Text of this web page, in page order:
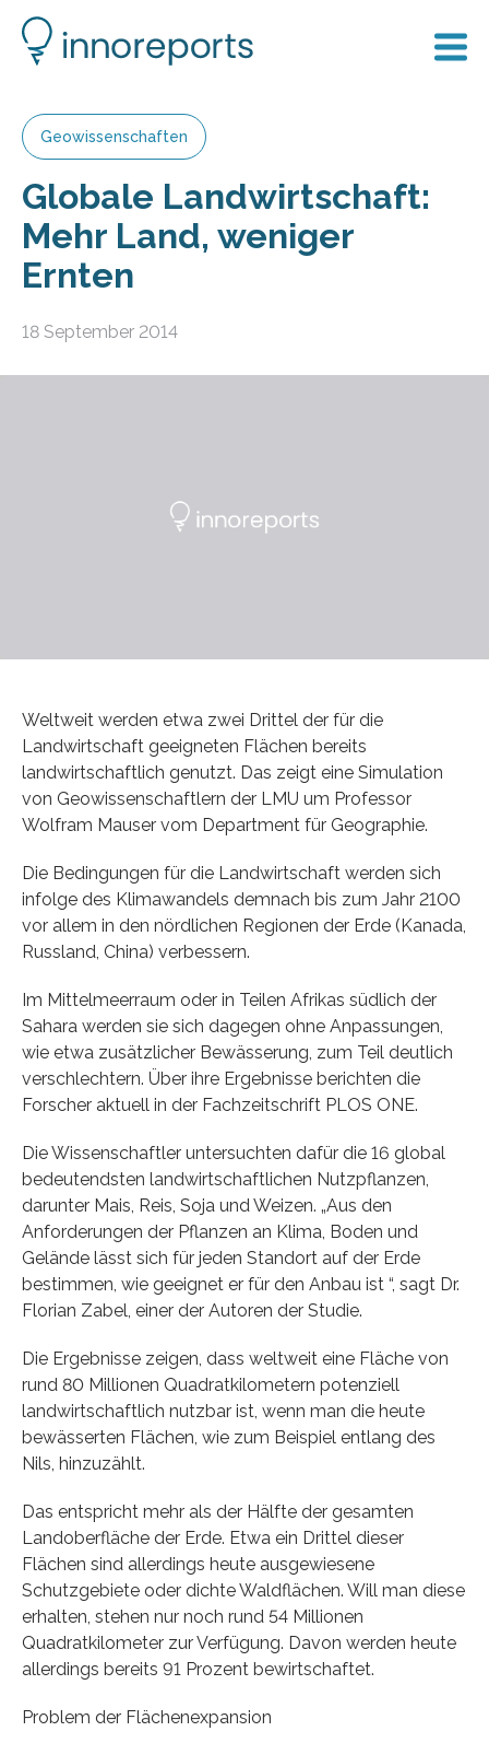
Geowissenschaften
Globale Landwirtschaft:
Mehr Land, weniger
Ernten
18 September 2014
Weltweit werden etwa zwei Drittel der für die
Landwirtschaft geeigneten Flächen bereits
landwirtschaftlich genutzt. Das zeigt eine Simulation
von Geowissenschaftlern der LMU um Professor
Wolfram Mauser vom Department für Geographie.
Die Bedingungen für die Landwirtschaft werden sich
infolge des Klimawandels demnach bis zum Jahr 2100
vor allem in den nördlichen Regionen der Erde (Kanada,
Russland, China) verbessern.
Im Mittelmeerraum oder in Teilen Afrikas südlich der
Sahara werden sie sich dagegen ohne Anpassungen,
wie etwa zusätzlicher Bewässerung, zum Teil deutlich
verschlechtern. Über ihre Ergebnisse berichten die
Forscher aktuell in der Fachzeitschrift PLOS ONE.
Die Wissenschaftler untersuchten dafür die 16 global
bedeutendsten landwirtschaftlichen Nutzpflanzen,
darunter Mais, Reis, Soja und Weizen. „Aus den
Anforderungen der Pflanzen an Klima, Boden und
Gelände lässt sich für jeden Standort auf der Erde
bestimmen, wie geeignet er für den Anbau ist “, sagt Dr.
Florian Zabel, einer der Autoren der Studie.
Die Ergebnisse zeigen, dass weltweit eine Fläche von
rund 80 Millionen Quadratkilometern potenziell
landwirtschaftlich nutzbar ist, wenn man die heute
bewässerten Flächen, wie zum Beispiel entlang des
Nils, hinzuzählt.
Das entspricht mehr als der Hälfte der gesamten
Landoberfläche der Erde. Etwa ein Drittel dieser
Flächen sind allerdings heute ausgewiesene
Schutzgebiete oder dichte Waldflächen. Will man diese
erhalten, stehen nur noch rund 54 Millionen
Quadratkilometer zur Verfügung. Davon werden heute
allerdings bereits 91 Prozent bewirtschaftet.
Problem der Flächenexpansion